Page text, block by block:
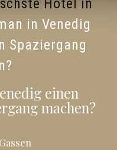
Hotel in
in Venedig
Spaziergang
einen
machen?